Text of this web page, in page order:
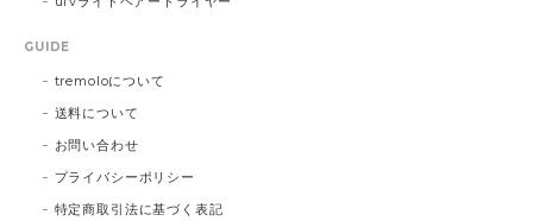
GUIDE
tremoloについて
送料について
お問い合わせ
プライバシーポリシー
特定商取引法に基づく表記